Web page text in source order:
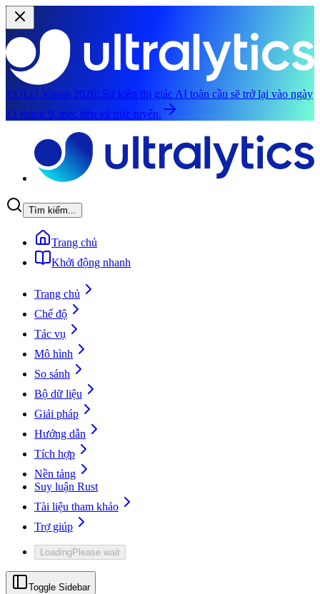
YOLO Vision 2026: Sự kiện thị giác AI toàn cầu sẽ trở lại vào ngày
13 tháng 9, trực tiếp và trực tuyến.
Tìm kiếm...
Trang chủ
Khởi động nhanh
Trang chủ
Chế độ
Tác vụ
Mô hình
So sánh
Bộ dữ liệu
Giải pháp
Hướng dẫn
Tích hợp
Nền tảng
Suy luận Rust
Tài liệu tham khảo
Trợ giúp
LoadingPlease wait
Toggle Sidebar